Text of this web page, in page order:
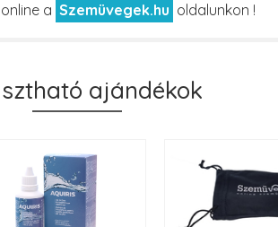
a Szemüvegek.hu oldalunkon !
ajándékok